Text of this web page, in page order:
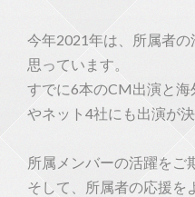
今年2021年は、所属者
思っています。
すでに6本のCM出演と
やネット4社にも出演が
所属メンバーの活躍をご
そして、所属者の応援を